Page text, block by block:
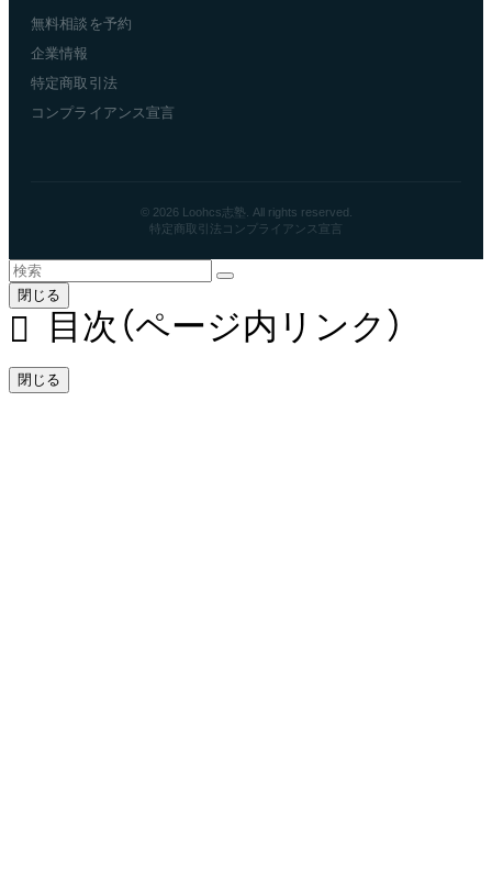
無料相談を予約
企業情報
特定商取引法
コンプライアンス宣言
© 2026 Loohcs志塾. All rights reserved.
特定商取引法 コンプライアンス宣言
閉じる
目次（ページ内リンク）
閉じる